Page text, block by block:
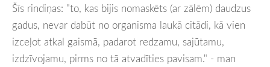
Šīs rindiņas: "to, kas bijis nomaskēts (ar zālēm) daudzus
gadus, nevar dabūt no organisma laukā citādi, kā vien
izceļot atkal gaismā, padarot redzamu, sajūtamu,
izdzīvojamu, pirms no tā atvadīties pavisam." - man